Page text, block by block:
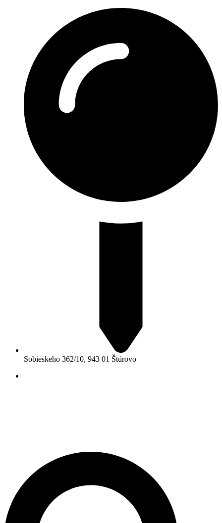
Sobieskeho 362/10, 943 01 Štúrovo